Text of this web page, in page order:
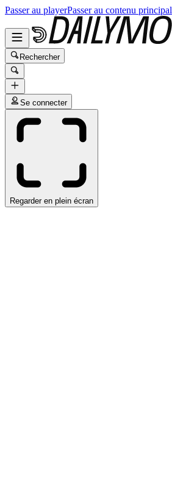
Passer au playerPasser au contenu principal
Rechercher
Se connecter
Regarder en plein écran